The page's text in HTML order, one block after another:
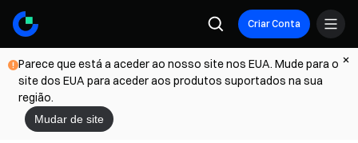
Criar Conta
Parece que está a aceder ao nosso site nos EUA. Mude para o
site dos EUA para aceder aos produtos suportados na sua
região.
Mudar de site